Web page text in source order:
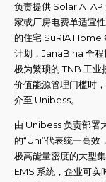
负责提供 Solar ATAP
家或厂房电费单适宜
的住宅 SuRIA Home
计划，JanaBina 全
极为繁琐的 TNB 工业
价值能源管理门槛时
介至 Unibess。
由 Unibess 负责部署
的“Uni”代表统一高效
极高能量密度的大型
EMS 系统，企业可实